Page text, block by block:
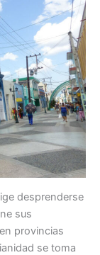
desprenderse
sus
provincias
se toma